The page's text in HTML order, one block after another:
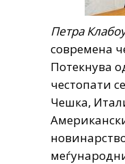
Петра
современа
Потекнува
честопати
Чешка,